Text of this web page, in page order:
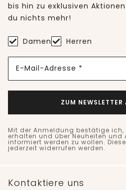
bis hin zu exklusiven
du nichts mehr!
Damen Herren
E-Mail-Adresse *
ZUM NEWSLETTER
Mit der Anmeldung bestätige ich,
erhalten und über Neuheiten und
informiert werden zu wollen.
jederzeit widerrufen werden.
Kontaktiere uns